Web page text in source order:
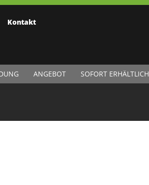
Kontakt
ANGEBOT SOFORT ERHÄLTLICH